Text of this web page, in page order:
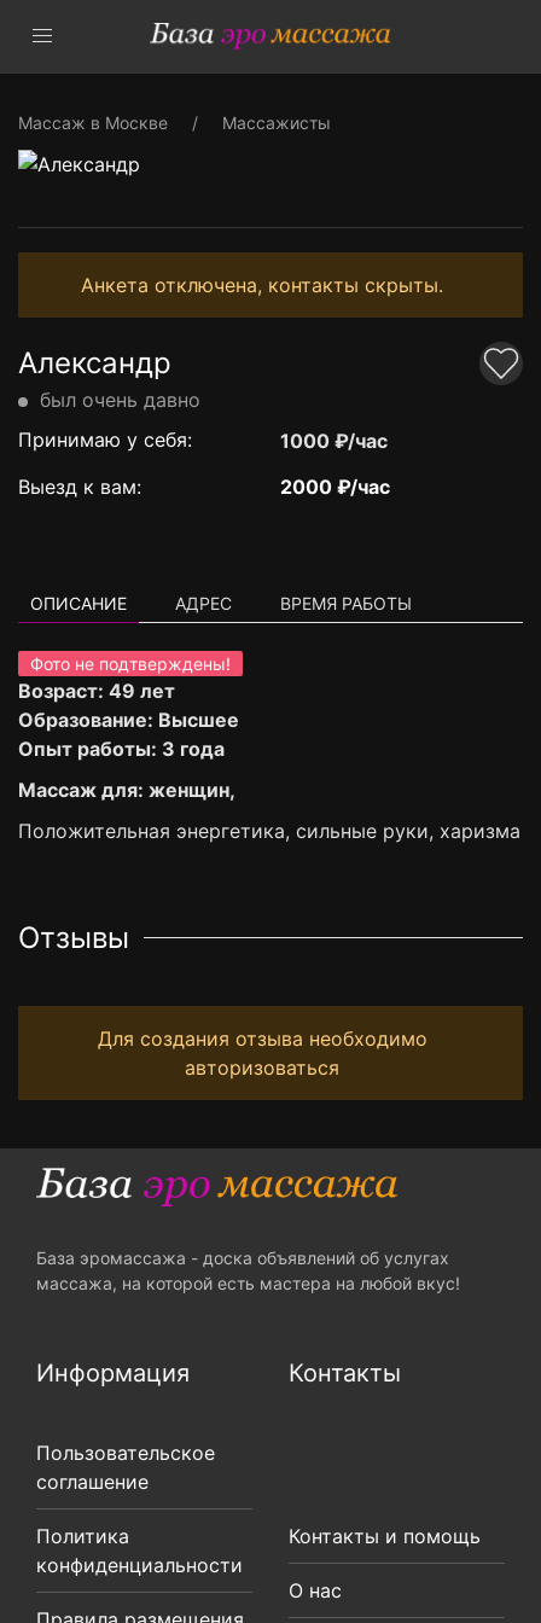
Массаж в Москве Массажисты
Анкета отключена, контакты скрыты.
Александр
был очень давно
Принимаю у себя:
1000 ₽/час
Выезд к вам:
2000 ₽/час
ОПИСАНИЕ АДРЕС ВРЕМЯ РАБОТЫ
Фото не подтверждены!
Возраст: 49 лет
Образование: Высшее
Опыт работы: 3 года
Массаж для: женщин,
Положительная энергетика, сильные руки, харизма
Отзывы
Для создания отзыва необходимо
авторизоваться
База эромассажа - доска объявлений об услугах
массажа, на которой есть мастера на любой вкус!
Информация
Пользовательское
соглашение
Политика
конфиденциальности
Контакты
Контакты и помощь
О нас